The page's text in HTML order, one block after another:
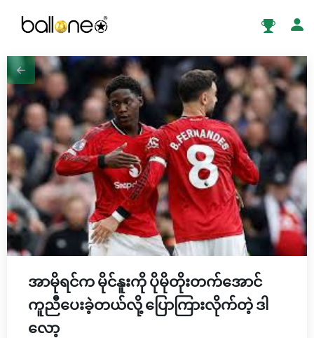
အာမိုရင်က မိုင်နူးကို ပိုမိုတိုးတက်အောင်
ကူညီပေးခဲ့တယ်လို့ ပြောကြားလိုက်တဲ့ ဒါ
လော့